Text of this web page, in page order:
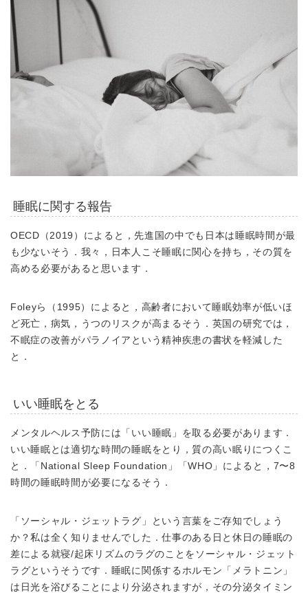
睡眠に関する報告
OECD（2019）によると，先進国の中でも日本は睡眠時間が最
も少ないそう．我々，日本人こそ睡眠に関心を持ち，その質を
高める必要があると思います．
Foleyら（1995）によると，高齢者において睡眠効率が低いほ
ど死亡，病気，うつのリスクが高まるそう．英国の研究では，
不眠症の改善がパラノイアという精神疾患の書状を軽減した
と．
いい睡眠をとる
メンタルヘルス予防には「いい睡眠」を取る必要があります．
いい睡眠とは適切な時間の睡眠をとり，質の高い眠りにつくこ
と．「National Sleep Foundation」「WHO」によると，7〜8
時間の睡眠時間が必要になるそう．
「ソーシャル・ジェットラグ」
という言葉をご存知でしょう
か？私は全く知りませんでした．仕事のある日と休日の睡眠の
差による就寝/起床リズムのラグのことをソーシャル・ジェット
ラグというそうです．睡眠に関係するホルモン「メラトニン」
は日光を浴びることにより分泌されますが，その分泌タイミン